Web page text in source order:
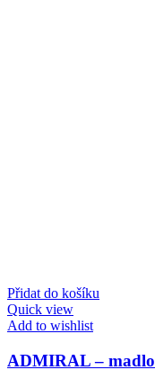
Přidat do košíku
Quick view
Add to wishlist
ADMIRAL – madlo